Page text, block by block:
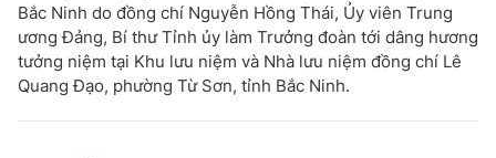
Bắc Ninh do đồng chí Nguyễn Hồng Thái, Ủy viên Trung
ương Đảng, Bí thư Tỉnh ủy làm Trưởng đoàn tới dâng hương
tưởng niệm tại Khu lưu niệm và Nhà lưu niệm đồng chí Lê
Quang Đạo, phường Từ Sơn, tỉnh Bắc Ninh.